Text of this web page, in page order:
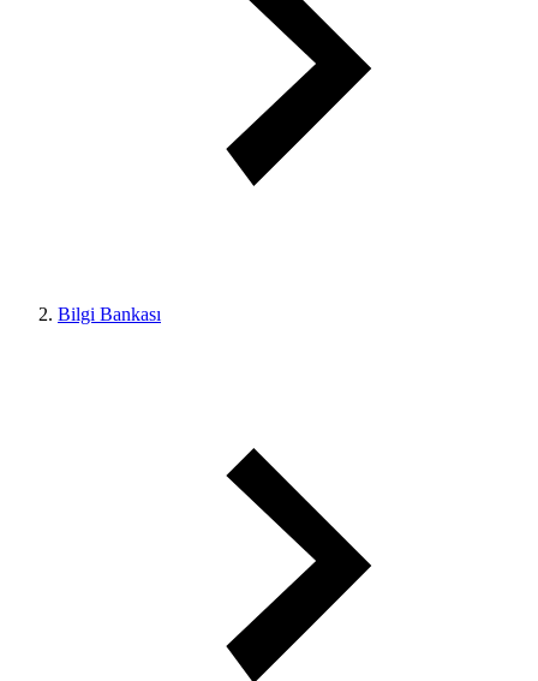
Bilgi Bankası